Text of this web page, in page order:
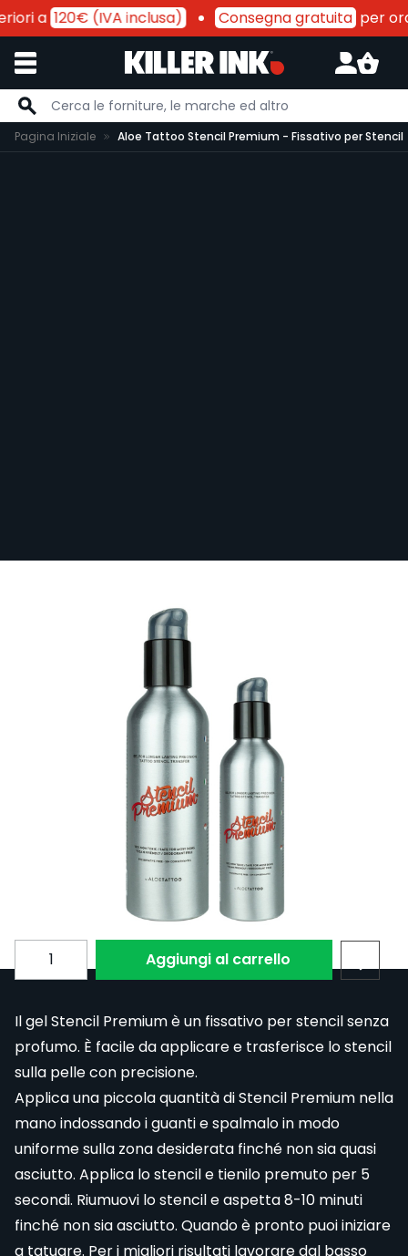
a 120€ (IVA inclusa) Consegna gratuitaper
Salta al contenuto
Pagina Iniziale Aloe Tattoo Stencil Premium - Fissativo per Stencil
4,96 € - Consegna gratuita per ordini
superiori a 100 € + IVA
Aloe Tattoo Stencil Premium - Fissativo
ALOE-PREM
Subscribe to back in stock notification configurable
Quantita Aggiungi al carrello
Il gel Stencil Premium è un fissativo per stencil senza
profumo. È facile da applicare e trasferisce lo stencil
sulla pelle con precisione.
Applica una piccola quantità di Stencil Premium nella
mano indossando i guanti e spalmalo in modo
uniforme sulla zona desiderata finché non sia quasi
asciutto. Applica lo stencil e tienilo premuto per 5
secondi. Riumuovi lo stencil e aspetta 8-10 minuti
finché non sia asciutto. Quando è pronto puoi iniziare
a tatuare. Per i migliori risultati lavorare dal basso